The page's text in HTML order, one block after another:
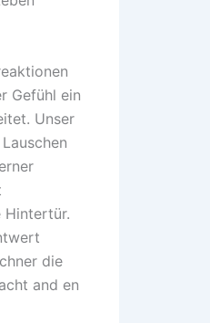
Gefühl ein
Unser
Hintertür.
die
and en